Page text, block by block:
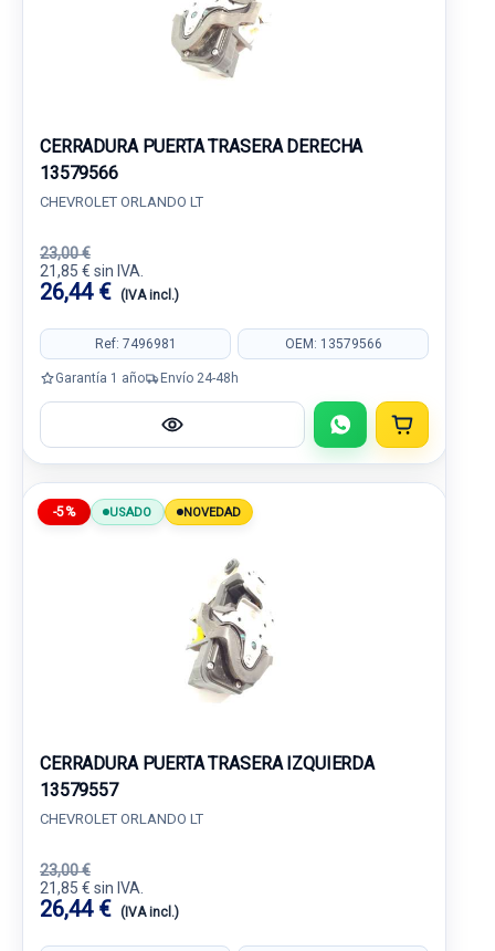
CERRADURA PUERTA TRASERA DERECHA
13579566
CHEVROLET ORLANDO LT
23,00 €
21,85 € sin IVA.
26,44 € (IVA incl.)
Ref: 7496981 OEM: 13579566
Garantía 1 año Envío 24-48h
-5% USADO NOVEDAD
CERRADURA PUERTA TRASERA IZQUIERDA
13579557
CHEVROLET ORLANDO LT
23,00 €
21,85 € sin IVA.
26,44 € (IVA incl.)